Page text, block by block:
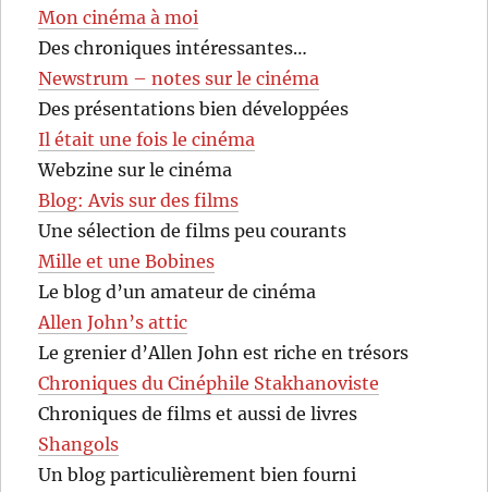
Mon cinéma à moi
Des chroniques intéressantes…
Newstrum – notes sur le cinéma
Des présentations bien développées
Il était une fois le cinéma
Webzine sur le cinéma
Blog: Avis sur des films
Une sélection de films peu courants
Mille et une Bobines
Le blog d’un amateur de cinéma
Allen John’s attic
Le grenier d’Allen John est riche en trésors
Chroniques du Cinéphile Stakhanoviste
Chroniques de films et aussi de livres
Shangols
Un blog particulièrement bien fourni